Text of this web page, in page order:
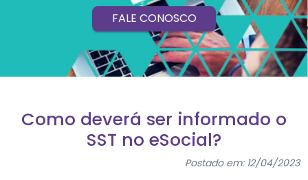
FALE CONOSCO
Como deverá ser informado o
SST no eSocial?
Postado em: 12/04/2023